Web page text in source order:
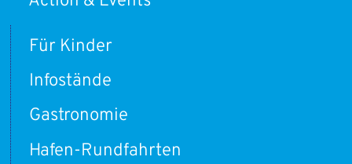
Für Kinder
Infostände
Gastronomie
Hafen-Rundfahrten